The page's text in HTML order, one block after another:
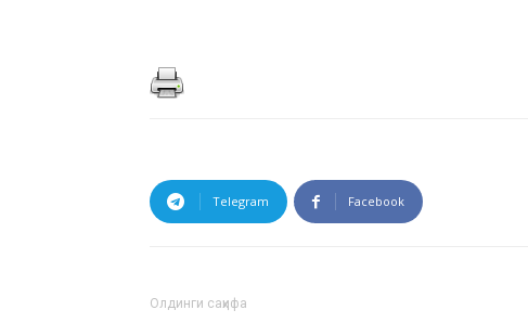
Telegram Facebook
Олдинги саҳифа